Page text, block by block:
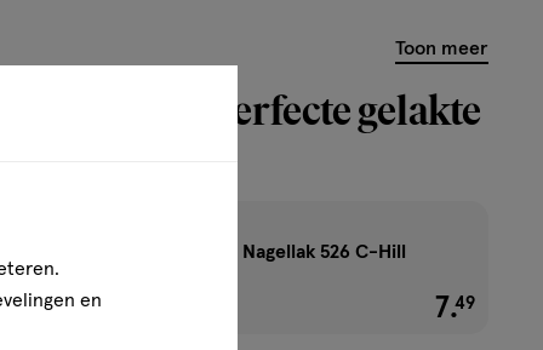
Toon meer
voor de perfecte gelakte
Sally Hansen Insta-Dri Nagellak 526 C-Hill
7.49
en